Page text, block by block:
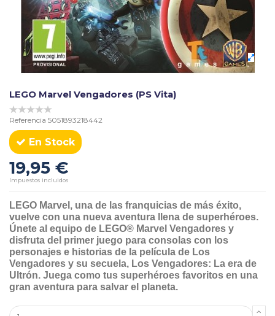
LEGO Marvel Vengadores (PS Vita)
Referencia 5051893218442
En Stock
19,95 €
Impuestos incluidos
LEGO Marvel, una de las franquicias de más éxito,
vuelve con una nueva aventura llena de superhéroes.
Únete al equipo de LEGO® Marvel Vengadores y
disfruta del primer juego para consolas con los
personajes e historias de la película de Los
Vengadores y su secuela, Los Vengadores: La era de
Ultrón. Juega como tus superhéroes favoritos en una
gran aventura para salvar el planeta.